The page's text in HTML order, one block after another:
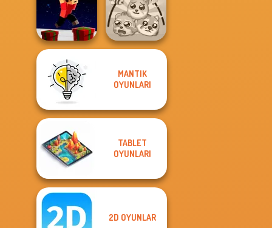
Shape-shifting
Mind Games for
2-3-4 Player
Parkour Block
Xmas Special
MANTIK
OYUNLARI
TABLET
OYUNLARI
2D OYUNLAR